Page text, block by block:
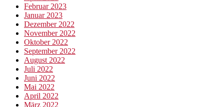
Februar 2023
Januar 2023
Dezember 2022
November 2022
Oktober 2022
September 2022
August 2022
Juli 2022
Juni 2022
Mai 2022
April 2022
März 2022